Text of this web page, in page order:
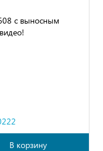
с выносным
В корзину